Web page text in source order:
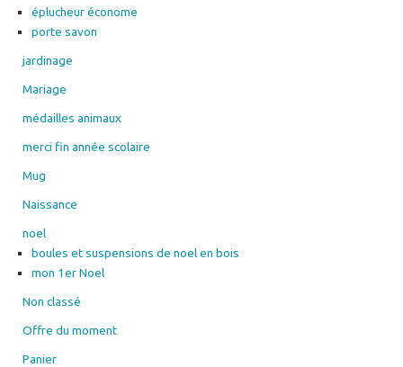
éplucheur économe
porte savon
jardinage
Mariage
médailles animaux
merci fin année scolaire
Mug
Naissance
noel
boules et suspensions de noel en bois
mon 1er Noel
Non classé
Offre du moment
Panier